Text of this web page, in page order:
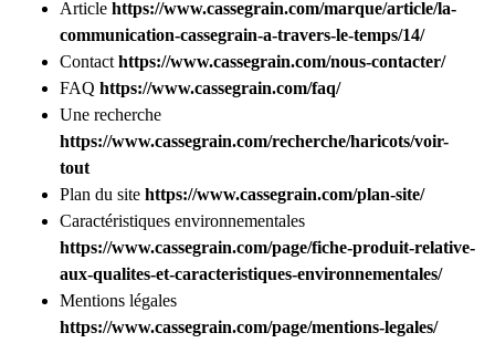
Article https://www.cassegrain.com/marque/article/la-
communication-cassegrain-a-travers-le-temps/14/
Contact https://www.cassegrain.com/nous-contacter/
FAQ https://www.cassegrain.com/faq/
Une recherche
https://www.cassegrain.com/recherche/haricots/voir-
tout
Plan du site https://www.cassegrain.com/plan-site/
Caractéristiques environnementales
https://www.cassegrain.com/page/fiche-produit-relative-
aux-qualites-et-caracteristiques-environnementales/
Mentions légales
https://www.cassegrain.com/page/mentions-legales/